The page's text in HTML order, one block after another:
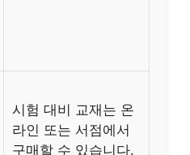
시험 대비 교재는 온
라인 또는 서점에서
구매할 수 있습니다.